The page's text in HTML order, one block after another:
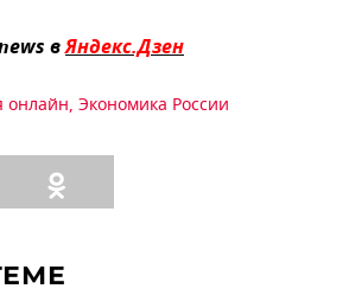
вЯндекс.Дзен
онлайн, Экономика России